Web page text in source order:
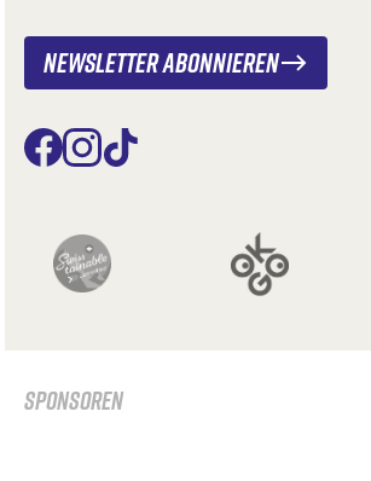
Newsletter abonnieren
SPONSOREN